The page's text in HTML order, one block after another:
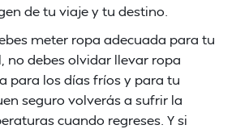
de tu viaje y tu destino.
meter ropa adecuada para tu
no debes olvidar llevar ropa
para los días fríos y para tu
seguro volverás a sufrir la
cuando regreses. Y si